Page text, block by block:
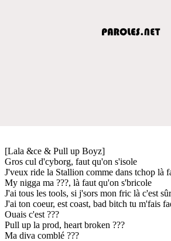
[Lala &ce & Pull up Boyz]
Gros cul d'cyborg, faut qu'on s'isole
J'veux ride la Stallion comme dans tchop là
My nigga ma ???, là faut qu'on s'bricole
J'ai tous les tools, si j'sors mon fric là c'est
J'ai ton coeur, est coast, bad bitch tu m'fais
Ouais c'est ???
Pull up la prod, heart broken ???
Ma diva comblé ???